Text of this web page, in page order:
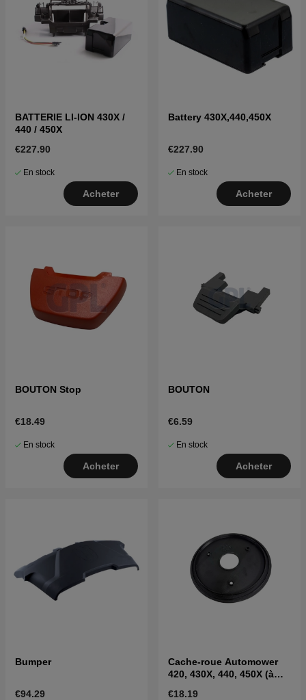
BATTERIE LI-ION 430X /
440 / 450X
€227.90
En stock
Acheter
Battery 430X,440,450X
€227.90
En stock
Acheter
BOUTON Stop
€18.49
En stock
Acheter
BOUTON
€6.59
En stock
Acheter
Bumper
€94.29
Cache-roue Automower
420, 430X, 440, 450X (à
€18.19